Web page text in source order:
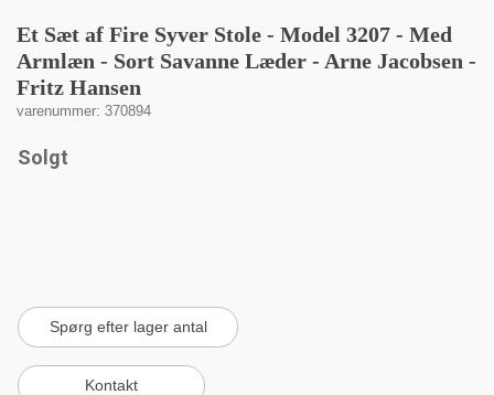
Et Sæt af Fire Syver Stole - Model 3207 - Med
Armlæn - Sort Savanne Læder - Arne Jacobsen -
Fritz Hansen
varenummer: 370894
Solgt